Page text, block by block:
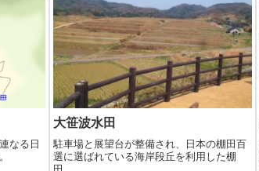
なる日
大笹波水田
駐車場と展望台が整備され、日本の棚田百
選に選ばれている海岸段丘を利用した棚